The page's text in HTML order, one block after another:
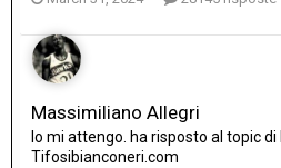
Massimiliano Allegri
Io mi attengo. ha risposto al topic di
Tifosibianconeri.com